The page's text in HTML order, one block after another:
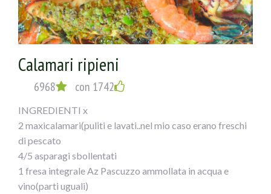
Calamari ripieni
6968 con 1742
INGREDIENTI x
2 maxicalamari(puliti e lavati..nel mio caso erano freschi
di pescato
4/5 asparagi sbollentati
1 fresa integrale Az Pascuzzo ammollata in acqua e
vino(parti uguali)